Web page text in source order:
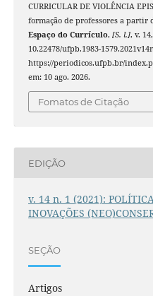
CURRICULAR DE VIOLÊNCIA
formação de professores a partir
Espaço do Currículo, [S. l.], v.
10.22478/ufpb.1983-
https://periodicos.ufpb.br/
em: 10 ago. 2026.
Fomatos de Citação
EDIÇÃO
v. 14 n. 1 (2021):
INOVAÇÕES
SEÇÃO
Artigos